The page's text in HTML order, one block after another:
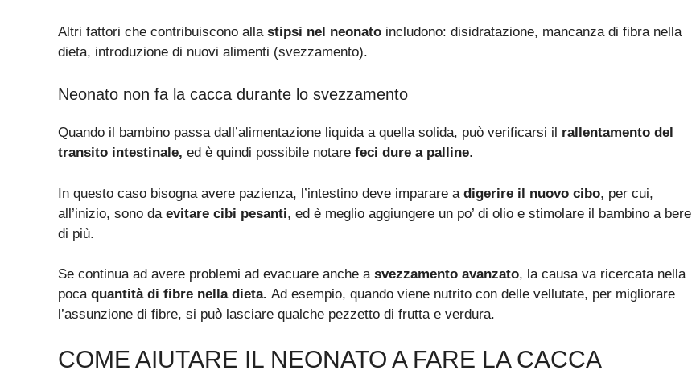
Altri fattori che contribuiscono alla stipsi nel neonato includono: disidratazione, mancanza di fibra nella
dieta, introduzione di nuovi alimenti (svezzamento).
Neonato non fa la cacca durante lo svezzamento
Quando il bambino passa dall’alimentazione liquida a quella solida, può verificarsi il rallentamento del
transito intestinale, ed è quindi possibile notare feci dure a palline.
In questo caso bisogna avere pazienza, l’intestino deve imparare a digerire il nuovo cibo, per cui,
all’inizio, sono da evitare cibi pesanti, ed è meglio aggiungere un po’ di olio e stimolare il bambino a bere
di più.
Se continua ad avere problemi ad evacuare anche a svezzamento avanzato, la causa va ricercata nella
poca quantità di fibre nella dieta. Ad esempio, quando viene nutrito con delle vellutate, per migliorare
l’assunzione di fibre, si può lasciare qualche pezzetto di frutta e verdura.
COME AIUTARE IL NEONATO A FARE LA CACCA